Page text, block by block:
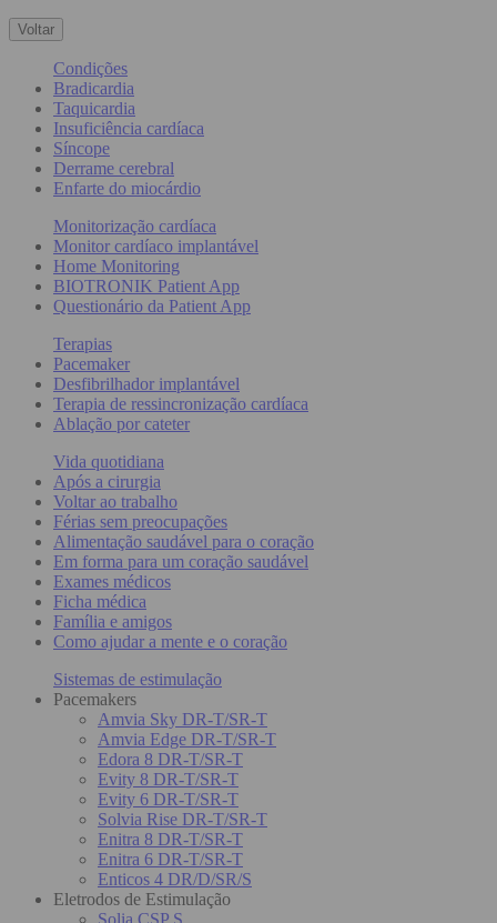
Voltar
Condições
Bradicardia
Taquicardia
Insuficiência cardíaca
Síncope
Derrame cerebral
Enfarte do miocárdio
Monitorização cardíaca
Monitor cardíaco implantável
Home Monitoring
BIOTRONIK Patient App
Questionário da Patient App
Terapias
Pacemaker
Desfibrilhador implantável
Terapia de ressincronização cardíaca
Ablação por cateter
Vida quotidiana
Após a cirurgia
Voltar ao trabalho
Férias sem preocupações
Alimentação saudável para o coração
Em forma para um coração saudável
Exames médicos
Ficha médica
Família e amigos
Como ajudar a mente e o coração
Sistemas de estimulação
Pacemakers
Amvia Sky DR-T/SR-T
Amvia Edge DR-T/SR-T
Edora 8 DR-T/SR-T
Evity 8 DR-T/SR-T
Evity 6 DR-T/SR-T
Solvia Rise DR-T/SR-T
Enitra 8 DR-T/SR-T
Enitra 6 DR-T/SR-T
Enticos 4 DR/D/SR/S
Eletrodos de Estimulação
Solia CSP S